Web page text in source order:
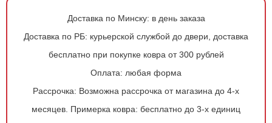
Доставка по Минску: в день заказа
Доставка по РБ: курьерской службой до двери, доставка
бесплатно при покупке ковра от 300 рублей
Оплата: любая форма
Рассрочка: Возможна рассрочка от магазина до 4-х
месяцев. Примерка ковра: бесплатно до 3-х единиц